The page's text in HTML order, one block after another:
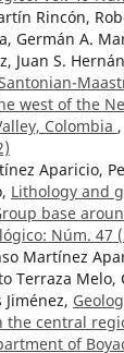
Rincón,
Germán A.
Juan S.
west of the
Colombia ,
Aparicio,
Lithology and
base
Núm. 47
Martínez
Terraza
Jiménez,
the central
of